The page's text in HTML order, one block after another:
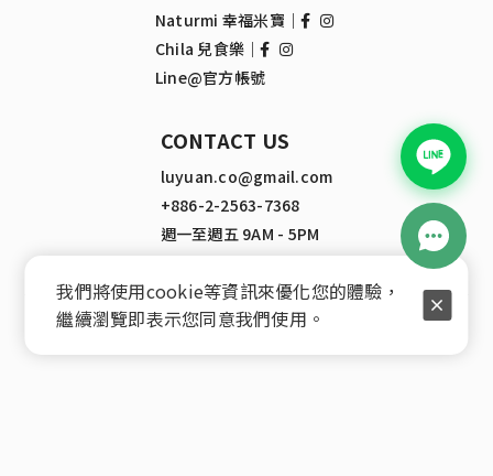
Naturmi 幸福米寶｜
Chila 兒食樂｜
Line@官方帳號
CONTACT US
luyuan.co@gmail.com
+886-2-2563-7368
週一至週五 9AM - 5PM
Copyright © 2021 Lu Yuan International Co., LTD
我們將使用cookie等資訊來優化您的體驗，
繼續瀏覽即表示您同意我們使用。